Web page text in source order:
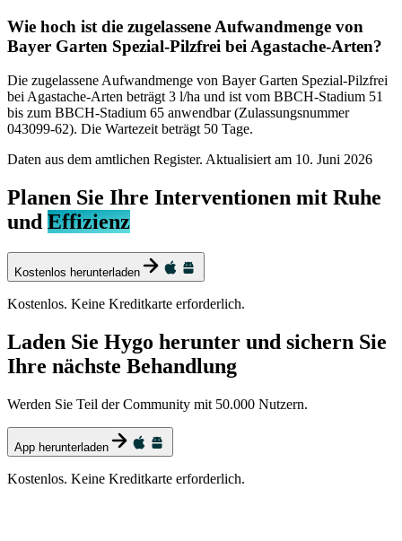
Wie hoch ist die zugelassene Aufwandmenge von
Bayer Garten Spezial-Pilzfrei bei Agastache-Arten?
Die zugelassene Aufwandmenge von Bayer Garten Spezial-Pilzfrei
bei Agastache-Arten beträgt 3 l/ha und ist vom BBCH-Stadium 51
bis zum BBCH-Stadium 65 anwendbar (Zulassungsnummer
043099-62). Die Wartezeit beträgt 50 Tage.
Daten aus dem amtlichen Register. Aktualisiert am 10. Juni 2026
Planen Sie Ihre Interventionen mit Ruhe
und Effizienz
Kostenlos herunterladen
Kostenlos. Keine Kreditkarte erforderlich.
Laden Sie Hygo herunter und sichern Sie
Ihre nächste Behandlung
Werden Sie Teil der Community mit 50.000 Nutzern.
App herunterladen
Kostenlos. Keine Kreditkarte erforderlich.